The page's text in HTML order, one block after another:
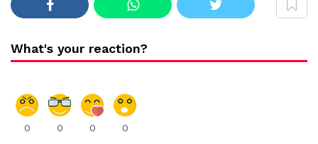
What's your reaction?
0 0 0 0